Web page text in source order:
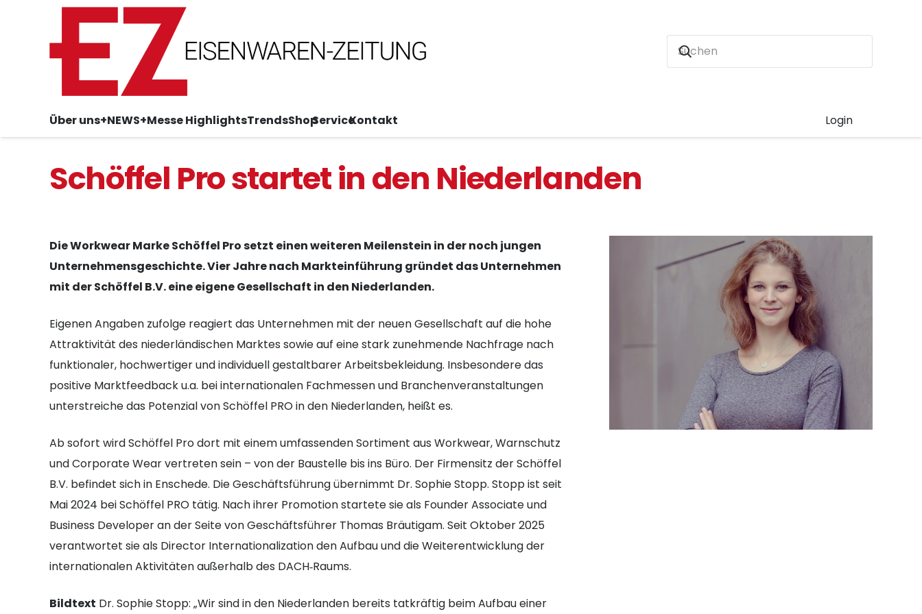
Über uns+NEWS+Messe HighlightsTrendsShopServiceKontakt Login
Schöffel Pro startet in den Niederlanden
Die Workwear Marke Schöffel Pro setzt einen weiteren Meilenstein in der noch jungen
Unternehmensgeschichte. Vier Jahre nach Markteinführung gründet das Unternehmen
mit der Schöffel B.V. eine eigene Gesellschaft in den Niederlanden.
Eigenen Angaben zufolge reagiert das Unternehmen mit der neuen Gesellschaft auf die hohe
Attraktivität des niederländischen Marktes sowie auf eine stark zunehmende Nachfrage nach
funktionaler, hochwertiger und individuell gestaltbarer Arbeitsbekleidung. Insbesondere das
positive Marktfeedback u.a. bei internationalen Fachmessen und Branchenveranstaltungen
unterstreiche das Potenzial von Schöffel PRO in den Niederlanden, heißt es.
Ab sofort wird Schöffel Pro dort mit einem umfassenden Sortiment aus Workwear, Warnschutz
und Corporate Wear vertreten sein – von der Baustelle bis ins Büro. Der Firmensitz der Schöffel
B.V. befindet sich in Enschede. Die Geschäftsführung übernimmt Dr. Sophie Stopp. Stopp ist seit
Mai 2024 bei Schöffel PRO tätig. Nach ihrer Promotion startete sie als Founder Associate und
Business Developer an der Seite von Geschäftsführer Thomas Bräutigam. Seit Oktober 2025
verantwortet sie als Director Internationalization den Aufbau und die Weiterentwicklung der
internationalen Aktivitäten außerhalb des DACH‑Raums.
Bildtext Dr. Sophie Stopp: „Wir sind in den Niederlanden bereits tatkräftig beim Aufbau einer